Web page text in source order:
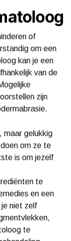
of
om een
kan je een
van de
zijn
maar gelukkig
om ze te
is om jezelf
te
en een
niet zelf
te